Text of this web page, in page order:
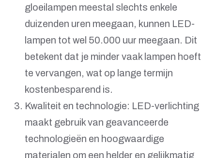
gloeilampen meestal slechts enkele
duizenden uren meegaan, kunnen LED-
lampen tot wel 50.000 uur meegaan. Dit
betekent dat je minder vaak lampen hoeft
te vervangen, wat op lange termijn
kostenbesparend is.
Kwaliteit en technologie: LED-verlichting
maakt gebruik van geavanceerde
technologieën en hoogwaardige
materialen om een helder en gelijkmatig